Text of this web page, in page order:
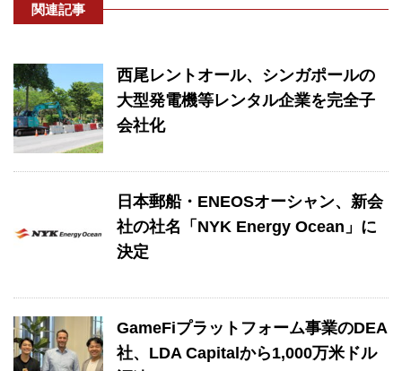
関連記事
西尾レントオール、シンガポールの
大型発電機等レンタル企業を完全子
会社化
日本郵船・ENEOSオーシャン、新会
社の社名「NYK Energy Ocean」に
決定
GameFiプラットフォーム事業のDEA
社、LDA Capitalから1,000万米ドル